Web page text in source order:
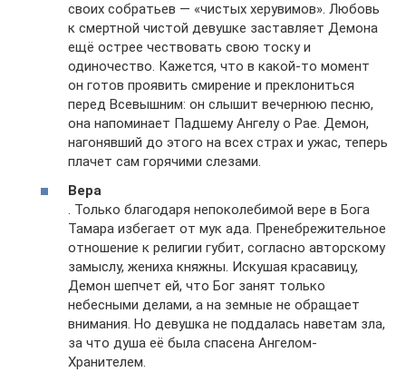
своих собратьев — «чистых херувимов». Любовь
к смертной чистой девушке заставляет Демона
ещё острее чествовать свою тоску и
одиночество. Кажется, что в какой-то момент
он готов проявить смирение и преклониться
перед Всевышним: он слышит вечернюю песню,
она напоминает Падшему Ангелу о Рае. Демон,
нагонявший до этого на всех страх и ужас, теперь
плачет сам горячими слезами.
Вера
. Только благодаря непоколебимой вере в Бога
Тамара избегает от мук ада. Пренебрежительное
отношение к религии губит, согласно авторскому
замыслу, жениха княжны. Искушая красавицу,
Демон шепчет ей, что Бог занят только
небесными делами, а на земные не обращает
внимания. Но девушка не поддалась наветам зла,
за что душа её была спасена Ангелом-
Хранителем.